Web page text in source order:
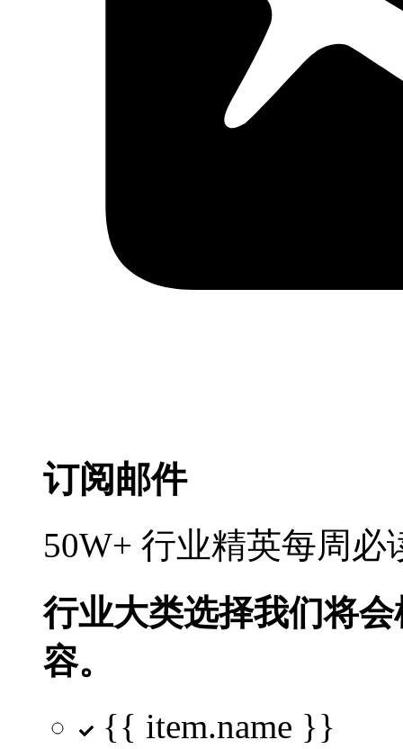
订阅邮件
50W+ 行业精英每周
行业大类选择我们将
容。
{{ item.name }}